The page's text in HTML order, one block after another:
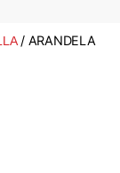
/ ARANDELA